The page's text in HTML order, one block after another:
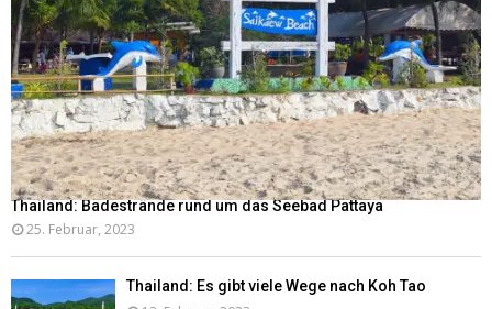
Thailand: Badestrände rund um das Seebad Pattaya
25. Februar, 2023
Thailand: Es gibt viele Wege nach Koh Tao